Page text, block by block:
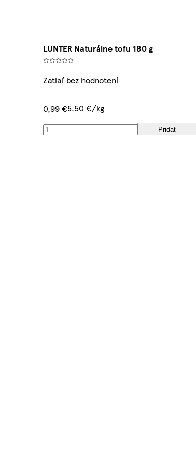
LUNTER Naturálne tofu 180 g
Zatiaľ bez hodnotení
0,99 €5,50 €/kg
Pridať